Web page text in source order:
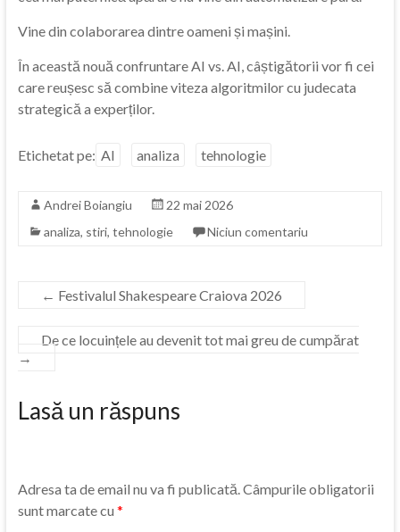
Vine din colaborarea dintre oameni și mașini.
În această nouă confruntare AI vs. AI, câștigătorii vor fi cei
care reușesc să combine viteza algoritmilor cu judecata
strategică a experților.
Etichetat pe: AI analiza tehnologie
Andrei Boiangiu
22 mai 2026
analiza, stiri, tehnologie Niciun comentariu
← Festivalul Shakespeare Craiova 2026
De ce locuințele au devenit tot mai greu de cumpărat
→
Lasă un răspuns
Adresa ta de email nu va fi publicată.Câmpurile obligatorii
sunt marcate cu *